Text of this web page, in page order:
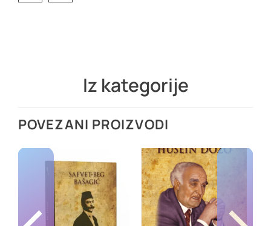
Iz kategorije
POVEZANI PROIZVODI